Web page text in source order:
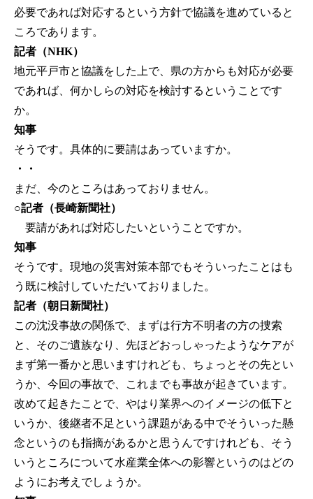
必要であれば対応するという方針で協議を進めていると
ころであります。
記者（NHK）
地元平戸市と協議をした上で、県の方からも対応が必要
であれば、何かしらの対応を検討するということです
か。
知事
そうです。具体的に要請はあっていますか。
・・
まだ、今のところはあっておりません。
○記者（長崎新聞社）
要請があれば対応したいということですか。
知事
そうです。現地の災害対策本部でもそういったことはも
う既に検討していただいておりました。
記者（朝日新聞社）
この沈没事故の関係で、まずは行方不明者の方の捜索
と、そのご遺族なり、先ほどおっしゃったようなケアが
まず第一番かと思いますけれども、ちょっとその先とい
うか、今回の事故で、これまでも事故が起きています。
改めて起きたことで、やはり業界へのイメージの低下と
いうか、後継者不足という課題がある中でそういった懸
念というのも指摘があるかと思うんですけれども、そう
いうところについて水産業全体への影響というのはどの
ようにお考えでしょうか。